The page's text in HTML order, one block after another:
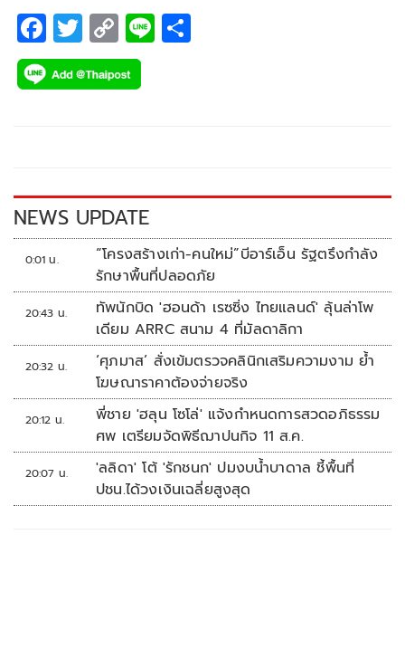
F
ac
e
k
T
wi
tt
C
o
p
k
Li
NEWS UPDATE
0:01 น.
“โครงสร้างเก่า-คนใหม่”บีอาร์เอ็น รัฐตรึงกำลัง
รักษาพื้นที่ปลอดภัย
20:43 น.
ทัพนักบิด 'ฮอนด้า เรซซิ่ง ไทยแลนด์' ลุ้นล่าโพ
เดียม ARRC สนาม 4 ที่มัลดาลิกา
20:32 น.
‘ศุภมาส’ สั่งเข้มตรวจคลินิกเสริมความงาม ย้ำ
โฆษณาราคาต้องจ่ายจริง
20:12 น.
พี่ชาย 'ฮลุน โซโล่' แจ้งกำหนดการสวดอภิธรรม
ศพ เตรียมจัดพิธีฌาปนกิจ 11 ส.ค.
20:07 น.
'ลลิดา' โต้ 'รักชนก' ปมงบน้ำบาดาล ชี้พื้นที่
ปชน.ได้วงเงินเฉลี่ยสูงสุด